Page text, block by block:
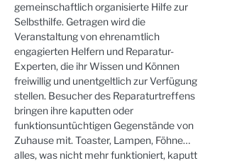
gemeinschaftlich organisierte Hilfe zur
Selbsthilfe. Getragen wird die
Veranstaltung von ehrenamtlich
engagierten Helfern und Reparatur-
Experten, die ihr Wissen und Können
freiwillig und unentgeltlich zur Verfügung
stellen. Besucher des Reparaturtreffens
bringen ihre kaputten oder
funktionsuntüchtigen Gegenstände von
Zuhause mit. Toaster, Lampen, Föhne…
alles, was nicht mehr funktioniert, kaputt